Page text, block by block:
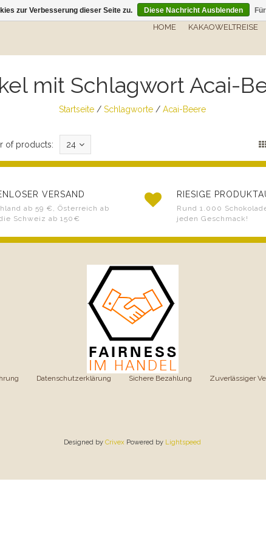
HOME KAKAOWELTREISE
mit Schlagwort Acai-
Startseite / Schlagworte / Acai-Beere
of products: 24
VERSAND
ab 59 €, Österreich ab
Schweiz ab 150€
RIESIGE
Rund 1.000
jeden Geschmack!
Datenschutzerklärung Sichere Bezahlung Zuverlässiger
Designed by Crivex Powered by Lightspeed
zur Verbesserung dieser Seite zu. Diese Nachricht Ausblenden